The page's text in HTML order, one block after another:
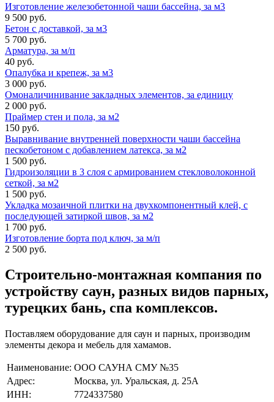
Изготовление железобетонной чаши бассейна, за м3
9 500 руб.
Бетон с доставкой, за м3
5 700 руб.
Арматура, за м/п
40 руб.
Опалубка и крепеж, за м3
3 000 руб.
Омоналичинивание закладных элементов, за единицу
2 000 руб.
Праймер стен и пола, за м2
150 руб.
Выравнивание внутренней поверхности чаши бассейна
пескобетоном с добавлением латекса, за м2
1 500 руб.
Гидроизоляции в 3 слоя с армированием стекловолоконной
сеткой, за м2
1 500 руб.
Укладка мозаичной плитки на двухкомпонентный клей, с
последующей затиркой швов, за м2
1 700 руб.
Изготовление борта под ключ, за м/п
2 500 руб.
Строительно-монтажная компания по
устройству саун, разных видов парных,
турецких бань, спа комплексов.
Поставляем оборудование для саун и парных, производим
элементы декора и мебель для хамамов.
Наименование: ООО САУНА СМУ №35
Адрес:
Москва, ул. Уральская, д. 25А
ИНН:
7724337580